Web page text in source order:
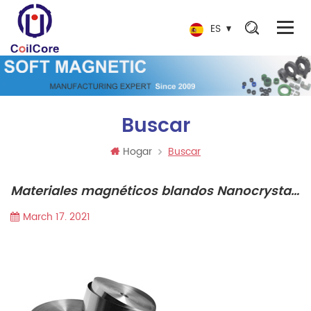
ES
Buscar
Hogar Buscar
Materiales magnéticos blandos Nanocrystalline aleación
March 17. 2021